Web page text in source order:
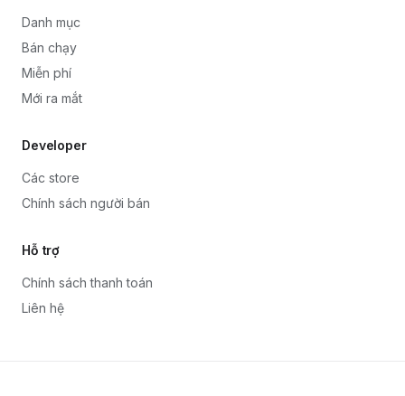
Danh mục
Bán chạy
Miễn phí
Mới ra mắt
Developer
Các store
Chính sách người bán
Hỗ trợ
Chính sách thanh toán
Liên hệ